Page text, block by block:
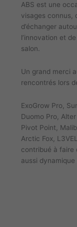
ABS est une
visages connus,
d’échanger
l’innovation et
salon.
Un grand merci
rencontrés lors
ExoGrow Pro,
Duomo Pro,
Pivot Point,
Arctic Fox,
contribué à faire
aussi dynamique